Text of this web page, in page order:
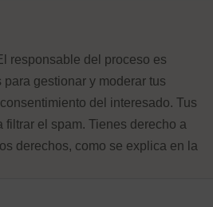
responsable del proceso es
gestionar y moderar tus
del interesado. Tus
filtrar el spam. Tienes derecho a
derechos, como se explica en la